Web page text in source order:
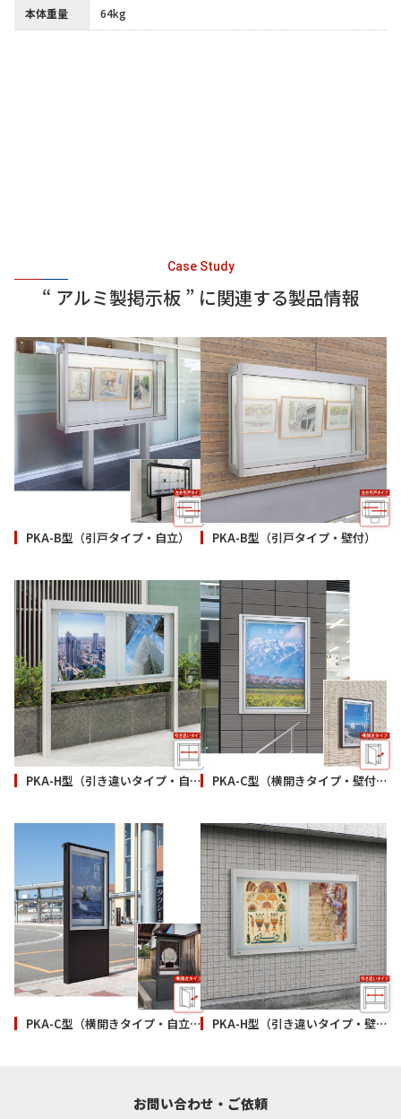
本体重量 64kg
“ アルミ製掲示板 ” に関連する製品情報
Case Study
PKA-B型（引戸タイプ・自立） PKA-B型（引戸タイプ・壁付）
PKA-H型（引き違いタイプ・自立） PKA-C型（横開きタイプ・壁付）
PKA-C型（横開きタイプ・自立） PKA-H型（引き違いタイプ・壁付）
お問い合わせ・ご依頼